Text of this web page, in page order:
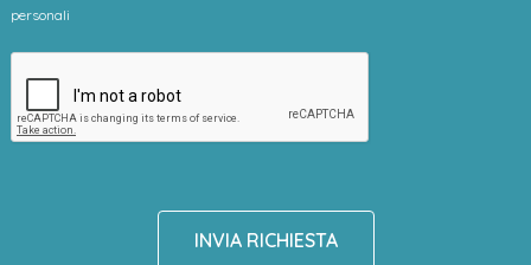
personali
INVIA RICHIESTA